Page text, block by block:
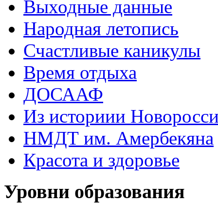
Выходные данные
Народная летопись
Счастливые каникулы
Время отдыха
ДОСААФ
Из историии
НМДТ им. Амербекяна
Красота и здоровье
Уровни образования